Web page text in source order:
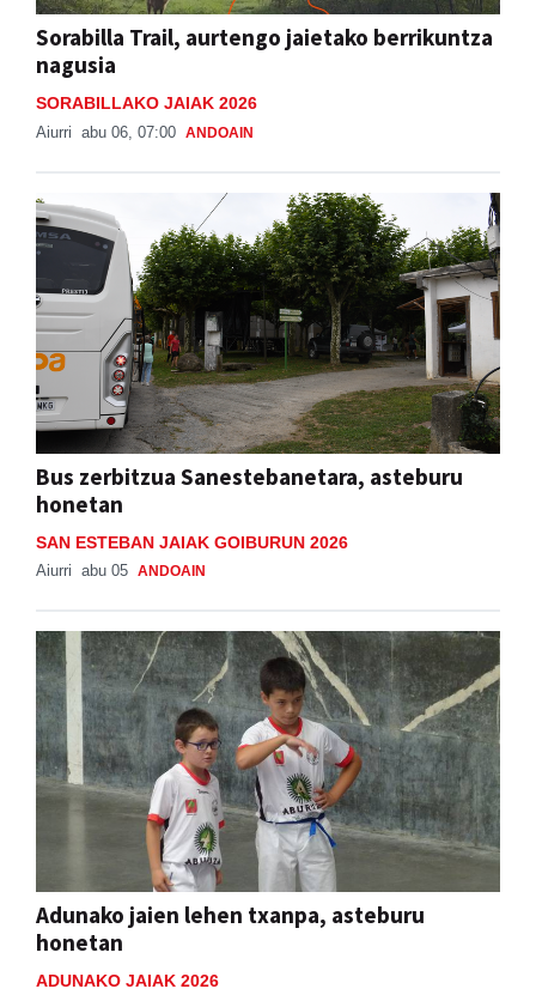
Sorabilla Trail, aurtengo jaietako berrikuntza
nagusia
SORABILLAKO JAIAK 2026
Aiurri abu 06, 07:00 ANDOAIN
Bus zerbitzua Sanestebanetara, asteburu
honetan
SAN ESTEBAN JAIAK GOIBURUN 2026
Aiurri abu 05 ANDOAIN
Adunako jaien lehen txanpa, asteburu
honetan
ADUNAKO JAIAK 2026